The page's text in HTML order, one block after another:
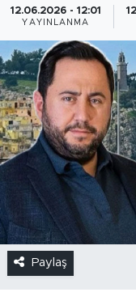
12.06.2026 - 12:01
YAYINLANMA
Paylaş